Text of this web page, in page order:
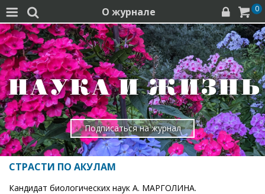
  О журнале   0
Подписаться на журнал
СТРАСТИ ПО АКУЛАМ
Кандидат биологических наук А. МАРГОЛИНА.